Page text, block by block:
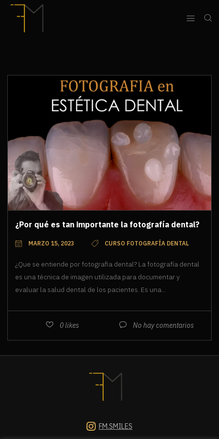
¿Por qué es tan importante la fotografía dental?
MARZO 15, 2023 CURSO FOTOGRAFÍA DENTAL
¿Que se entiende por fotografia dental? La fotografía dental
es una técnica de imagen utilizada para documentar y
evaluar la salud dental de los pacientes. Es una...
0likes No hay comentarios
FM.SMILES